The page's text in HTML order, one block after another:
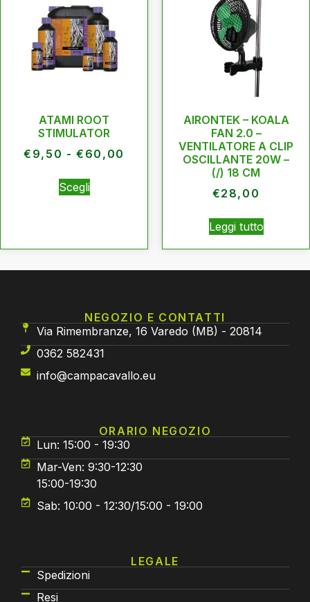
ATAMI ROOT
STIMULATOR
€ 9,50 - € 60,00
Scegli
AIRONTEK – KOALA
FAN 2.0 –
VENTILATORE A CLIP
OSCILLANTE 20W –
(/) 18 CM
€28,00
Leggi tutto
NEGOZIO E CONTATTI
Via Rimembranze, 16 Varedo (MB) - 20814
0362 582431
info@campacavallo.eu
ORARIO NEGOZIO
Lun: 15:00 - 19:30
Mar-Ven: 9:30-12:30
15:00-19:30
Sab: 10:00 - 12:30/15:00 - 19:00
LEGALE
Spedizioni
Resi